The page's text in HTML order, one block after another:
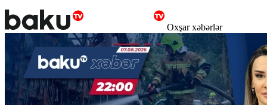
Oxşar xəbərlər